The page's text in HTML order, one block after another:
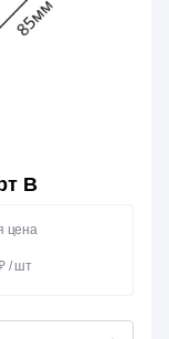
В
цена
/ шт